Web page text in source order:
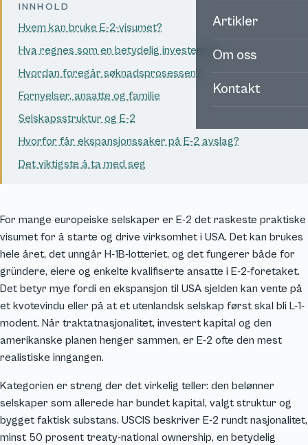
Artikler
Om oss
Kontakt
INNHOLD
Hvem kan bruke E-2-visumet?
Hva regnes som en betydelig investering?
Hvordan foregår søknadsprosessen?
Fornyelser, ansatte og familie
Selskapsstruktur og E-2
Hvorfor får ekspansjonssaker på E-2 avslag?
Det viktigste å ta med seg
For mange europeiske selskaper er E-2 det raskeste praktiske
visumet for å starte og drive virksomhet i USA. Det kan brukes
hele året, det unngår H-1B-lotteriet, og det fungerer både for
gründere, eiere og enkelte kvalifiserte ansatte i E-2-foretaket.
Det betyr mye fordi en ekspansjon til USA sjelden kan vente på
et kvotevindu eller på at et utenlandsk selskap først skal bli L-1-
modent. Når traktatnasjonalitet, investert kapital og den
amerikanske planen henger sammen, er E-2 ofte den mest
realistiske inngangen.
Kategorien er streng der det virkelig teller: den belønner
selskaper som allerede har bundet kapital, valgt struktur og
bygget faktisk substans. USCIS beskriver E-2 rundt nasjonalitet,
minst 50 prosent treaty-national ownership, en betydelig